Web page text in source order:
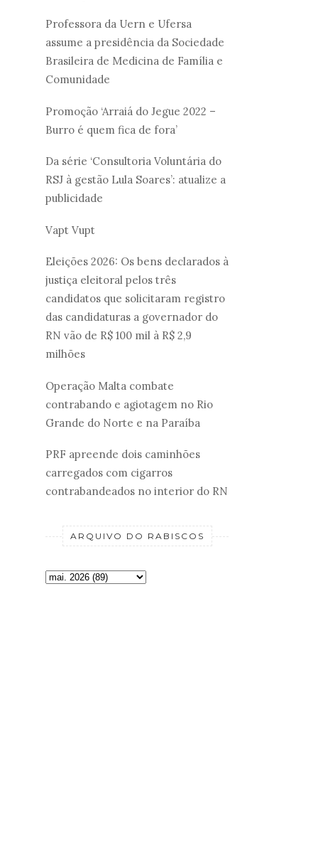
Professora da Uern e Ufersa
assume a presidência da Sociedade
Brasileira de Medicina de Família e
Comunidade
Promoção ‘Arraiá do Jegue 2022 –
Burro é quem fica de fora’
Da série ‘Consultoria Voluntária do
RSJ à gestão Lula Soares’: atualize a
publicidade
Vapt Vupt
Eleições 2026: Os bens declarados à
justiça eleitoral pelos três
candidatos que solicitaram registro
das candidaturas a governador do
RN vão de R$ 100 mil à R$ 2,9
milhões
Operação Malta combate
contrabando e agiotagem no Rio
Grande do Norte e na Paraíba
PRF apreende dois caminhões
carregados com cigarros
contrabandeados no interior do RN
ARQUIVO DO RABISCOS